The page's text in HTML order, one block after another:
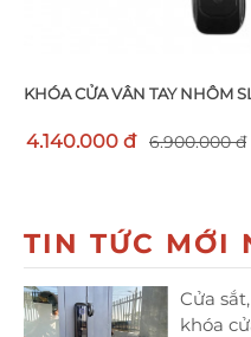
KHÓA CỬA VÂN TAY NHÔM
4.140.000 đ 6.900.000 đ
TIN TỨC MỚI
Cửa
khóa